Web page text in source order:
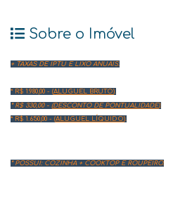
Sobre o Imóvel
+ TAXAS DE IPTU E LIXO ANUAIS.
* R$ 1.980,00 - (ALUGUEL BRUTO).
* R$ 330,00 - (DESCONTO DE PONTUALIDADE).
* R$ 1.650,00 - (ALUGUEL LÍQUIDO).
* POSSUI: COZINHA + COOKTOP E ROUPEIRO.